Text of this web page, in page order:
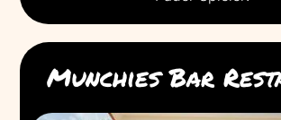
Munchies Bar